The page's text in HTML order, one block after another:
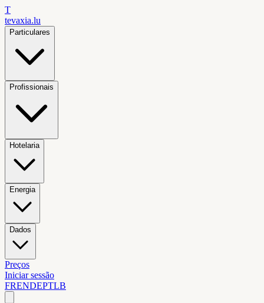
T
tevaxia.lu
Particulares
Profissionais
Hotelaria
Energia
Dados
Preços
Iniciar sessão
FRENDEPTLB